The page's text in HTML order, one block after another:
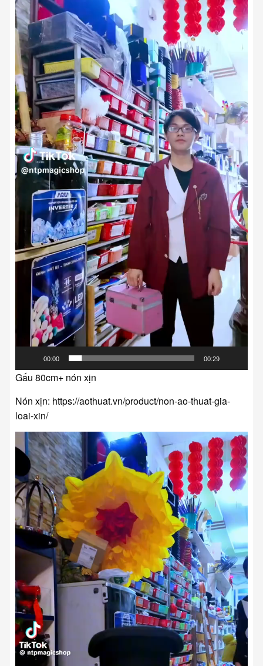
00:00 00:29
Gấu 80cm+ nón xịn
Nón xịn: https://aothuat.vn/product/non-ao-thuat-gia-
loai-xin/
Trình
chơi
Video